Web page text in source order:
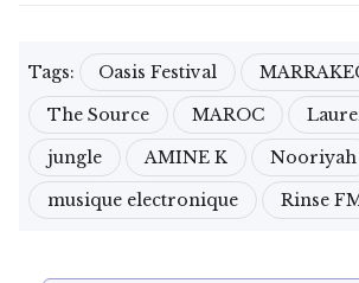
Tags: Oasis Festival
The Source
MAROC
jungle
AMINE K Nooriyah
musique electronique
Rinse